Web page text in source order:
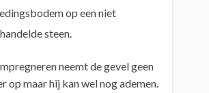
op een niet
steen.
neemt de gevel geen
op maar hij kan wel nog ademen.